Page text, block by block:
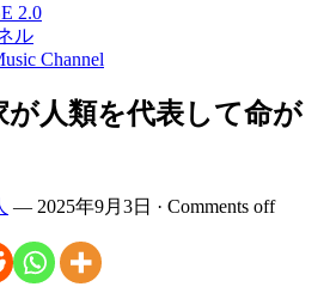
2.0
ル
Channel
が人類を代表して命が
— 2025年9月3日 · Comments off